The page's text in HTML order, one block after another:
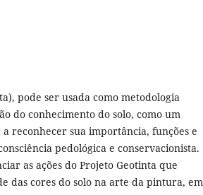
pode ser usada como metodologia
do conhecimento do solo, como um
reconhecer sua importância, funções e
pedológica e conservacionista.
as ações do Projeto Geotinta que
das cores do solo na arte da pintura, em